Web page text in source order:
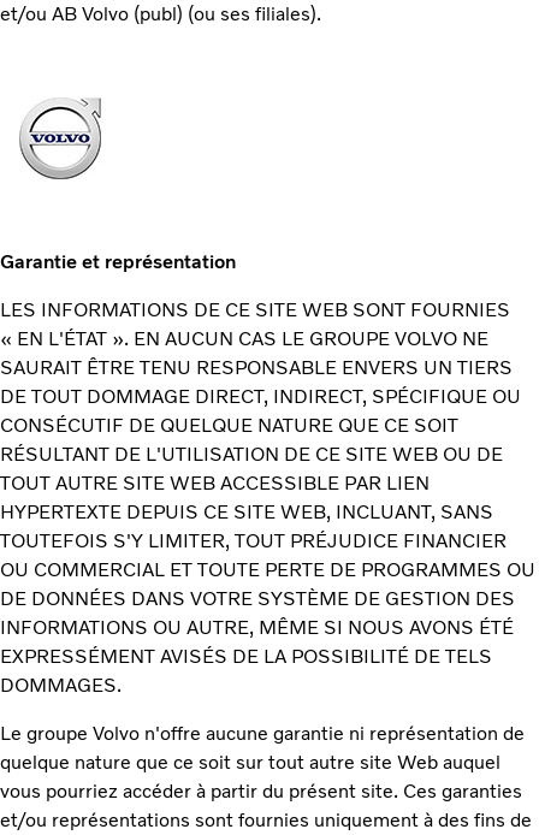
et/ou AB Volvo (publ) (ou ses filiales).
Garantie et représentation
LES INFORMATIONS DE CE SITE WEB SONT FOURNIES
« EN L'ÉTAT ». EN AUCUN CAS LE GROUPE VOLVO NE
SAURAIT ÊTRE TENU RESPONSABLE ENVERS UN TIERS
DE TOUT DOMMAGE DIRECT, INDIRECT, SPÉCIFIQUE OU
CONSÉCUTIF DE QUELQUE NATURE QUE CE SOIT
RÉSULTANT DE L'UTILISATION DE CE SITE WEB OU DE
TOUT AUTRE SITE WEB ACCESSIBLE PAR LIEN
HYPERTEXTE DEPUIS CE SITE WEB, INCLUANT, SANS
TOUTEFOIS S'Y LIMITER, TOUT PRÉJUDICE FINANCIER
OU COMMERCIAL ET TOUTE PERTE DE PROGRAMMES OU
DE DONNÉES DANS VOTRE SYSTÈME DE GESTION DES
INFORMATIONS OU AUTRE, MÊME SI NOUS AVONS ÉTÉ
EXPRESSÉMENT AVISÉS DE LA POSSIBILITÉ DE TELS
DOMMAGES.
Le groupe Volvo n'offre aucune garantie ni représentation de
quelque nature que ce soit sur tout autre site Web auquel
vous pourriez accéder à partir du présent site. Ces garanties
et/ou représentations sont fournies uniquement à des fins de